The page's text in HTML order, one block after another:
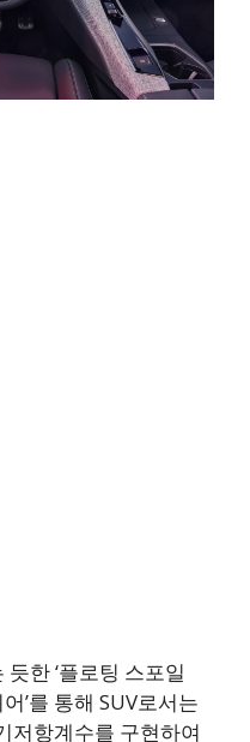
한 ‘플로팅 스포일
’를 통해 SUV로서는
저항계수를 구현하여